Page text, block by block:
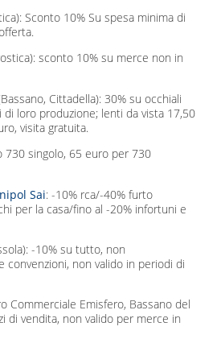
Sconto 10% Su spesa minima di
sconto 10% su merce non in
Cittadella): 30% su occhiali
loro produzione; lenti da vista 17,50
visita gratuita.
730 singolo, 65 euro per 730
Sai: -10% rca/-40% furto
per la casa/fino al -20% infortuni e
-10% su tutto, non
convenzioni, non valido in periodi di
Commerciale Emisfero, Bassano del
di vendita, non valido per merce in